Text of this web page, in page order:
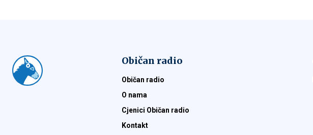
Običan radio
Običan radio
O nama
Cjenici Običan radio
Kontakt